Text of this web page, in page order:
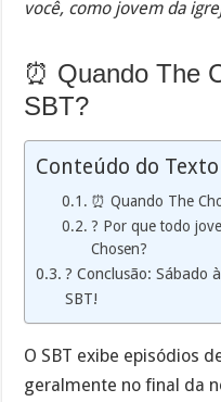
você, como jovem da
⏰ Quando The
SBT?
Conteúdo do Texto
⏰ Quando The
? Por que todo
Chosen?
? Conclusão: Sábado
SBT!
O SBT exibe episódios
geralmente no final da